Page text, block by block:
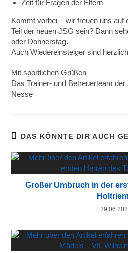
Zeit für Fragen der Eltern
Kommt vorbei – wir freuen uns auf
Teil der neuen JSG sein? Dann
oder Donnerstag.
Auch Wiedereinsteiger sind
Mit sportlichen Grüßen
Das Trainer- und Betreuerteam
Nesse
DAS KÖNNTE DIR AUCH
Großer Umbruch in der